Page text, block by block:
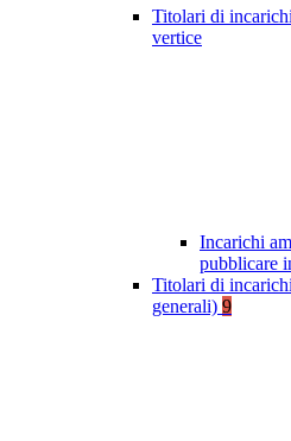
Titolari di
vertice
Incarichi
pubblicare
Titolari di
generali) 9